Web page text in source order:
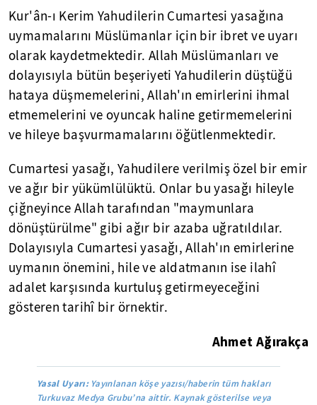
Kur'ân-ı Kerim Yahudilerin Cumartesi yasağına
uymamalarını Müslümanlar için bir ibret ve uyarı
olarak kaydetmektedir. Allah Müslümanları ve
dolayısıyla bütün beşeriyeti Yahudilerin düştüğü
hataya düşmemelerini, Allah'ın emirlerini ihmal
etmemelerini ve oyuncak haline getirmemelerini
ve hileye başvurmamalarını öğütlenmektedir.
Cumartesi yasağı, Yahudilere verilmiş özel bir emir
ve ağır bir yükümlülüktü. Onlar bu yasağı hileyle
çiğneyince Allah tarafından "maymunlara
dönüştürülme" gibi ağır bir azaba uğratıldılar.
Dolayısıyla Cumartesi yasağı, Allah'ın emirlerine
uymanın önemini, hile ve aldatmanın ise ilahî
adalet karşısında kurtuluş getirmeyeceğini
gösteren tarihî bir örnektir.
Ahmet Ağırakça
Yasal Uyarı: Yayınlanan köşe yazısı/haberin tüm hakları
Turkuvaz Medya Grubu’na aittir. Kaynak gösterilse veya